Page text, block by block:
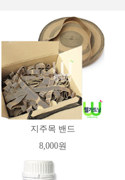
지주목 밴드
8,000원